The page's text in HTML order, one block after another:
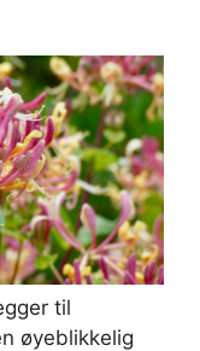
til
øyeblikkelig